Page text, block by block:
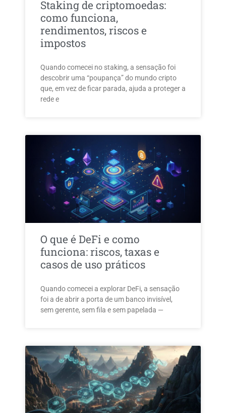
Staking de criptomoedas:
como funciona,
rendimentos, riscos e
impostos
Quando comecei no staking, a sensação foi
descobrir uma “poupança” do mundo cripto
que, em vez de ficar parada, ajuda a proteger a
rede e
O que é DeFi e como
funciona: riscos, taxas e
casos de uso práticos
Quando comecei a explorar DeFi, a sensação
foi a de abrir a porta de um banco invisível,
sem gerente, sem fila e sem papelada —